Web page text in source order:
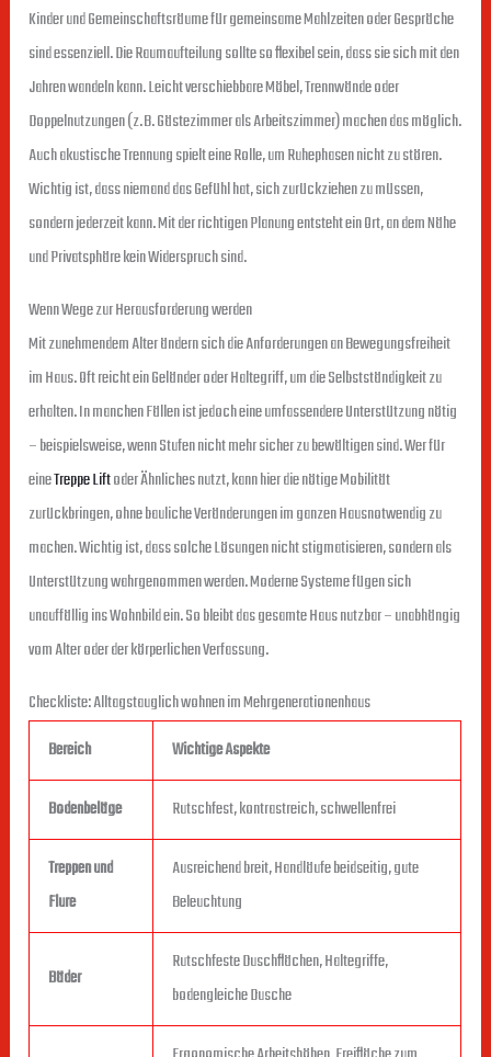
Kinder und Gemeinschaftsräume für gemeinsame Mahlzeiten oder Gespräche
sind essenziell. Die Raumaufteilung sollte so flexibel sein, dass sie sich mit den
Jahren wandeln kann. Leicht verschiebbare Möbel, Trennwände oder
Doppelnutzungen (z. B. Gästezimmer als Arbeitszimmer) machen das möglich.
Auch akustische Trennung spielt eine Rolle, um Ruhephasen nicht zu stören.
Wichtig ist, dass niemand das Gefühl hat, sich zurückziehen zu müssen,
sondern jederzeit kann. Mit der richtigen Planung entsteht ein Ort, an dem Nähe
und Privatsphäre kein Widerspruch sind.
Wenn Wege zur Herausforderung werden
Mit zunehmendem Alter ändern sich die Anforderungen an Bewegungsfreiheit
im Haus. Oft reicht ein Geländer oder Haltegriff, um die Selbstständigkeit zu
erhalten. In manchen Fällen ist jedoch eine umfassendere Unterstützung nötig
– beispielsweise, wenn Stufen nicht mehr sicher zu bewältigen sind. Wer für
eineTreppe Liftoder Ähnliches nutzt, kann hier die nötige Mobilität
zurückbringen, ohne bauliche Veränderungen im ganzen Hausnotwendig zu
machen. Wichtig ist, dass solche Lösungen nicht stigmatisieren, sondern als
Unterstützung wahrgenommen werden. Moderne Systeme fügen sich
unauffällig ins Wohnbild ein. So bleibt das gesamte Haus nutzbar – unabhängig
vom Alter oder der körperlichen Verfassung.
Checkliste: Alltagstauglich wohnen im Mehrgenerationenhaus
Bereich
Wichtige Aspekte
Bodenbeläge Rutschfest, kontrastreich, schwellenfrei
Treppen und
Flure
Ausreichend breit, Handläufe beidseitig, gute
Beleuchtung
Bäder
Rutschfeste Duschflächen, Haltegriffe,
bodengleiche Dusche